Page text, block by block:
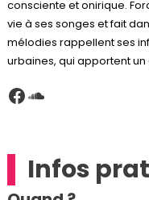
consciente et onirique.
vie à ses songes et fait
mélodies rappellent ses
urbaines, qui apportent
Facebook
SoundCloud
Infos